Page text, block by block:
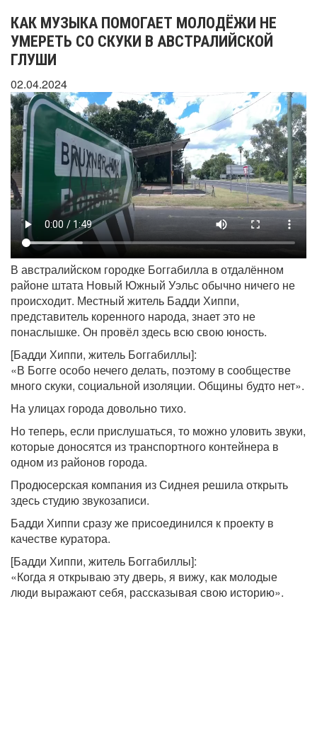
КАК МУЗЫКА ПОМОГАЕТ МОЛОДЁЖИ НЕ
УМЕРЕТЬ СО СКУКИ В АВСТРАЛИЙСКОЙ
ГЛУШИ
02.04.2024
В австралийском городке Боггабилла в отдалённом
районе штата Новый Южный Уэльс обычно ничего не
происходит. Местный житель Бадди Хиппи,
представитель коренного народа, знает это не
понаслышке. Он провёл здесь всю свою юность.
[Бадди Хиппи, житель Боггабиллы]:
«В Богге особо нечего делать, поэтому в сообществе
много скуки, социальной изоляции. Общины будто нет».
На улицах города довольно тихо.
Но теперь, если прислушаться, то можно уловить звуки,
которые доносятся из транспортного контейнера в
одном из районов города.
Продюсерская компания из Сиднея решила открыть
здесь студию звукозаписи.
Бадди Хиппи сразу же присоединился к проекту в
качестве куратора.
[Бадди Хиппи, житель Боггабиллы]:
«Когда я открываю эту дверь, я вижу, как молодые
люди выражают себя, рассказывая свою историю».